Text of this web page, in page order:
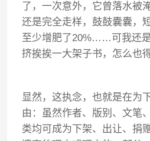
了，一次意外，它曾落水被
还是完全走样，鼓鼓囊囊，
至少增肥了20%……可我还
挤挨挨一大架子书，怎么也
显然，这执念，也就是在为
由：虽然作者、版别、文笔
类均可成为下架、出让、捐